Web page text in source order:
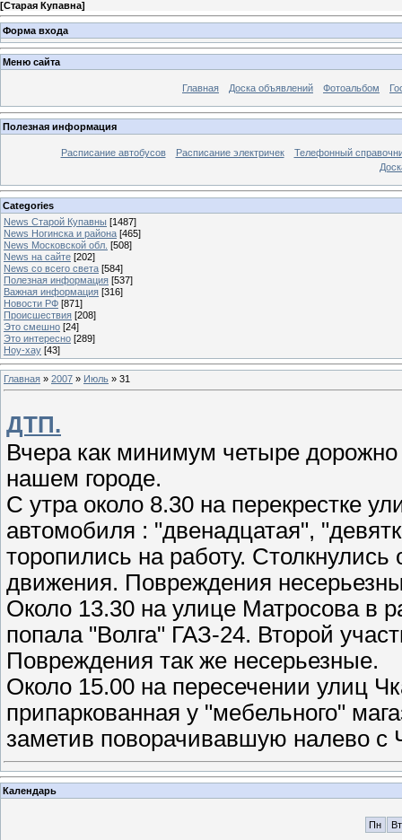
[Старая Купавна]
Форма входа
Меню сайта
Главная Доска объявлений Фотоальбом
Полезная информация
Расписание автобусов Расписание электричек
Телефонный
Categories
News Старой Купавны [1487]
News Ногинска и района [465]
News Московской обл. [508]
News на сайте [202]
News со всего света [584]
Полезная информация [537]
Важная информация [316]
Новости РФ [871]
Происшествия [208]
Это смешно [24]
Это интересно [289]
Ноу-хау [43]
Главная » 2007 » Июль » 31
ДТП.
Вчера как минимум четыре
нашем городе.
С утра около 8.30 на перекрестке
автомобиля : "двенадцатая",
торопились на работу.
движения. Повреждения
Около 13.30 на улице Матросова в
попала "Волга" ГАЗ-24. Второй
Повреждения так же несерьезные.
Около 15.00 на пересечении улиц
припаркованная у "мебельного"
заметив поворачивавшую налево с
Календарь
Пн Вт